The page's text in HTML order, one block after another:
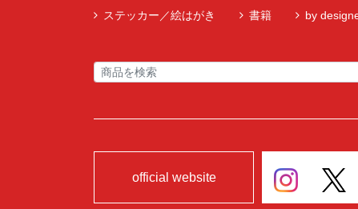
ステッカー／絵はがき 書籍 by
official website